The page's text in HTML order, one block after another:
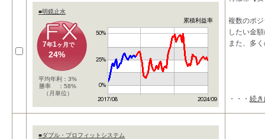
■明鏡止水
累積利益率
7年1ヶ月で
24%
平均年利：3%
勝率 ：58%
（月単位）
複数のポ
したい金
また、多
・・・ 続
■ダブル・プロフィットシステム